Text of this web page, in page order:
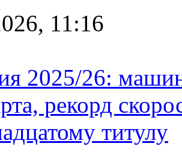
11:16
2025/26:
рекорд
титулу